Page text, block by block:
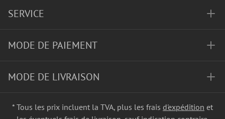
SERVICE
MODE DE PAIEMENT
MODE DE LIVRAISON
* Tous les prix incluent la TVA, plus les frais d'expédition et